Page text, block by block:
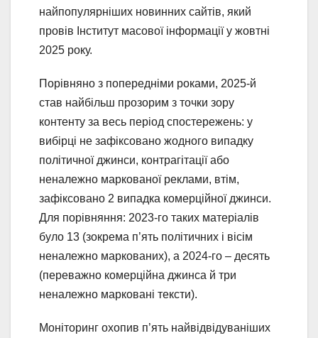
найпопулярніших новинних сайтів, який
провів Інститут масової інформації у жовтні
2025 року.
Порівняно з попередніми роками, 2025-й
став найбільш прозорим з точки зору
контенту за весь період спостережень: у
вибірці не зафіксовано жодного випадку
політичної джинси, контрагітації або
неналежно маркованої реклами, втім,
зафіксовано 2 випадка комерційної джинси.
Для порівняння: 2023-го таких матеріалів
було 13 (зокрема п’ять політичних і вісім
неналежно маркованих), а 2024-го – десять
(переважно комерційна джинса й три
неналежно марковані тексти).
Моніторинг охопив п’ять найвідвідуваніших